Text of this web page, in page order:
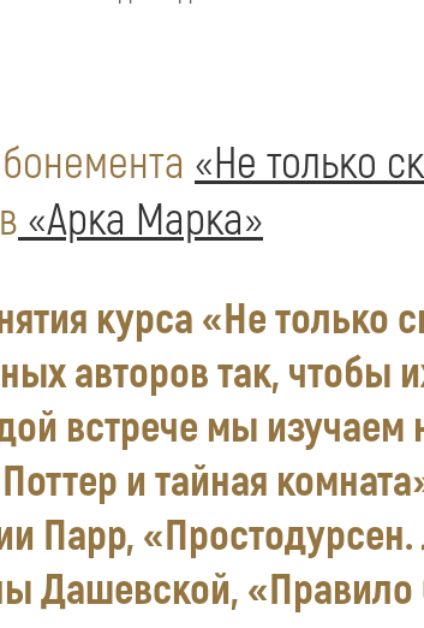
«Не только
«Арка Марка»
курса «Не только
авторов так, чтобы
встрече мы
и тайная
Парр,
Дашевской, «Правило